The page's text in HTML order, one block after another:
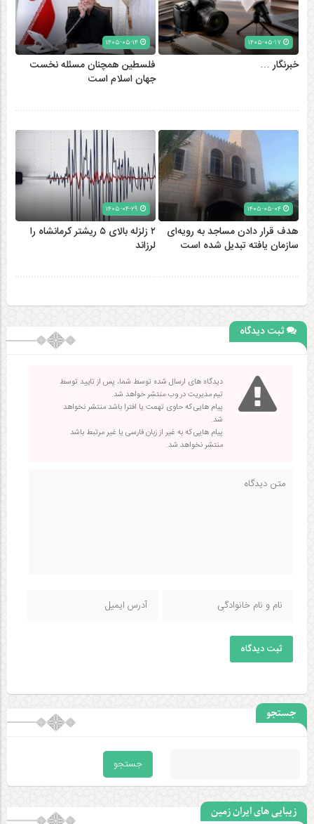
۱۴۰۵-۰۵-۱۷
خبرنگار …
فلسطین همچنان مسئله نخست
جهان اسلام است
۱۴۰۵-۰۵-۰۴
هدف قرار دادن مساجد به رویه‌ای
سازمان‌ یافته تبدیل شده است
۲ زلزله‌ بالای ۵ ریشتر کرمانشاه را
لرزاند
ثبت دیدگاه
دیدگاه های ارسال شده توسط شما، پس از تایید توسط
تیم مدیریت در وب منتشر خواهد شد.
پیام هایی که حاوی تهمت یا افترا باشد منتشر نخواهد
شد.
پیام هایی که به غیر از زبان فارسی یا غیر مرتبط باشد
منتشر نخواهد شد.
ثبت دیدگاه
جستجو
زیبایی های ایران زمین